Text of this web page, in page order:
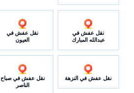
نقل عفش في
عبدالله المبارك
نقل عفش في
العيون
نقل عفش في النزهة
نقل عفش في صباح
الناصر